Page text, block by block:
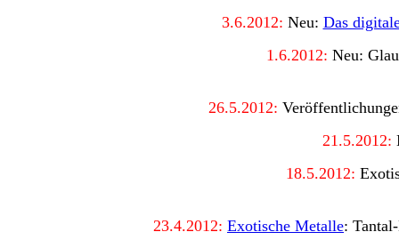
3.6.2012: Neu: Das
1.6.2012: Neu:
26.5.2012:
21.5.2012:
18.5.2012:
23.4.2012: Exotische Metalle: